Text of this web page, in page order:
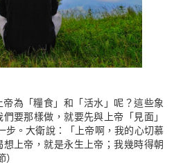
為「糧食」和「活水」呢？這些象
要那樣做，就要先與上帝「見面」
。大衛說：「上帝啊，我的心切慕
上帝，就是永生上帝；我幾時得朝